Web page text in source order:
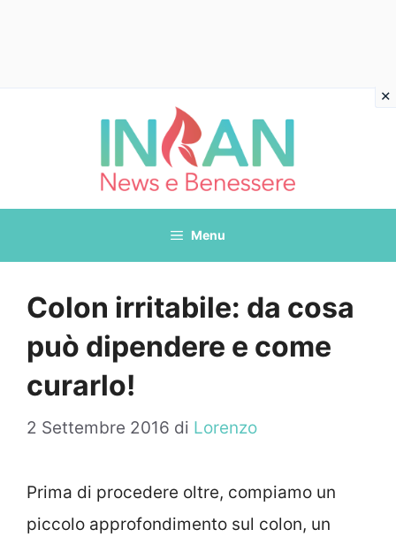
Menu
Colon irritabile: da cosa
può dipendere e come
curarlo!
2 Settembre 2016 di Lorenzo
Prima di procedere oltre, compiamo un
piccolo approfondimento sul colon, un